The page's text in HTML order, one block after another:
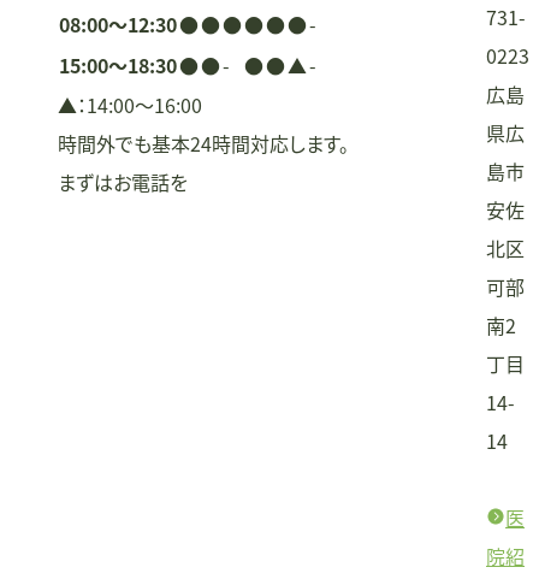
08:00〜12:30●●●●●●-
15:00〜18:30●●- ●●▲-
▲：14:00〜16:00
時間外でも基本24時間対応します。
まずはお電話を
731-
0223
広島
県広
島市
安佐
北区
可部
南2
丁目
14-
14
医
院紹